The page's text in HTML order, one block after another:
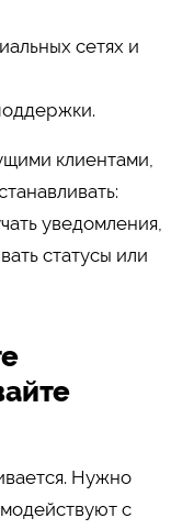
сетях и
клиентами,
уведомления,
статусы или
Нужно
с